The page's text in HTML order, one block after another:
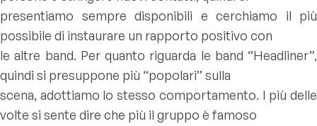
presentiamo sempre disponibili e cerchiamo il più
possibile di instaurare un rapporto positivo con
le altre band. Per quanto riguarda le band “Headliner”,
quindi si presuppone più “popolari” sulla
scena, adottiamo lo stesso comportamento. I più delle
volte si sente dire che più il gruppo è famoso